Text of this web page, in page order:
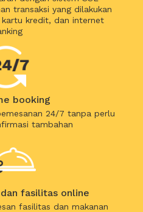
transaksi yang dilakukan
kredit, dan internet
booking
24/7 tanpa perlu
tambahan
fasilitas online
fasilitas dan makanan